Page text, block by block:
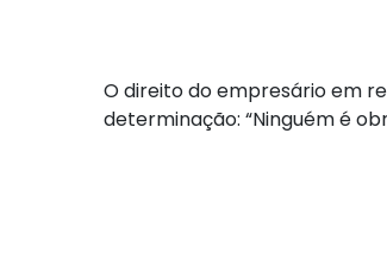
O direito do empresário em
determinação: “Ninguém é